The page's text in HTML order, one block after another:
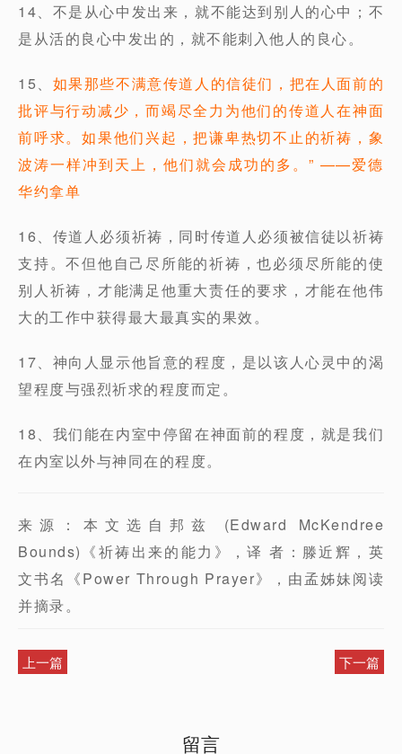
14、不是从心中发出来，就不能达到别人的心中；不
是从活的良心中发出的，就不能刺入他人的良心。
15、 如果那些不满意传道人的信徒们，把在人面前的
批评与行动减少，而竭尽全力为他们的传道人在神面
前呼求。如果他们兴起，把谦卑热切不止的祈祷，象
波涛一样冲到天上，他们就会成功的多。” ——爱德
华约拿单
16、传道人必须祈祷，同时传道人必须被信徒以祈祷
支持。不但他自己尽所能的祈祷，也必须尽所能的使
别人祈祷，才能满足他重大责任的要求，才能在他伟
大的工作中获得最大最真实的果效。
17、神向人显示他旨意的程度，是以该人心灵中的渴
望程度与强烈祈求的程度而定。
18、我们能在内室中停留在神面前的程度，就是我们
在内室以外与神同在的程度。
来源：本文选自邦兹 (Edward McKendree
Bounds)《祈祷出来的能力》，译 者：滕近辉，英
文书名《Power Through Prayer》，由孟姊妹阅读
并摘录。
上一篇 下一篇
留言